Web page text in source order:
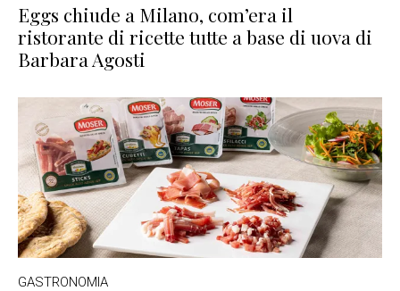
Eggs chiude a Milano, com’era il
ristorante di ricette tutte a base di uova di
Barbara Agosti
GASTRONOMIA